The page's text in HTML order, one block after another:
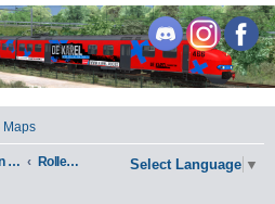
Maps
Train Simulator Classic
Rollend materieel
Select Language ▼